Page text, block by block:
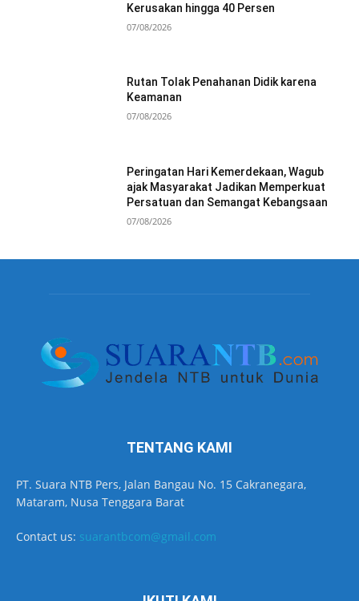
Kerusakan hingga 40 Persen
07/08/2026
Rutan Tolak Penahanan Didik karena
Keamanan
07/08/2026
Peringatan Hari Kemerdekaan, Wagub
ajak Masyarakat Jadikan Memperkuat
Persatuan dan Semangat Kebangsaan
07/08/2026
TENTANG KAMI
PT. Suara NTB Pers, Jalan Bangau No. 15 Cakranegara,
Mataram, Nusa Tenggara Barat
Contact us: suarantbcom@gmail.com